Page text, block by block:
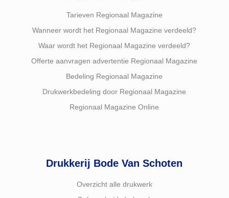
Tarieven Regionaal Magazine
Wanneer wordt het Regionaal Magazine verdeeld?
Waar wordt het Regionaal Magazine verdeeld?
Offerte aanvragen advertentie Regionaal Magazine
Bedeling Regionaal Magazine
Drukwerkbedeling door Regionaal Magazine
Regionaal Magazine Online
Drukkerij Bode Van Schoten
Overzicht alle drukwerk